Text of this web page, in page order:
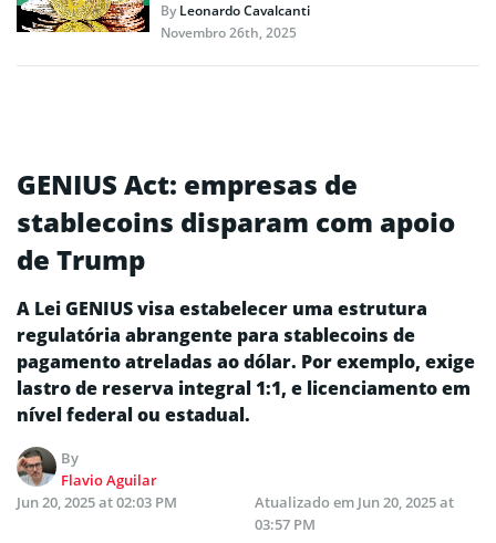
ByLeonardo Cavalcanti
Novembro 26th, 2025
GENIUS Act: empresas de
stablecoins disparam com apoio
de Trump
A Lei GENIUS visa estabelecer uma estrutura
regulatória abrangente para stablecoins de
pagamento atreladas ao dólar. Por exemplo, exige
lastro de reserva integral 1:1, e licenciamento em
nível federal ou estadual.
By
Flavio Aguilar
Jun 20, 2025 at 02:03 PM
Atualizado em Jun 20, 2025 at
03:57 PM